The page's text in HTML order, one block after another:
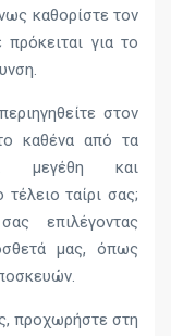
καθορίστε τον
για το
στον
καθένα από τα
μεγέθη και
ταίρι σας;
επιλέγοντας
μας, όπως
προχωρήστε στη